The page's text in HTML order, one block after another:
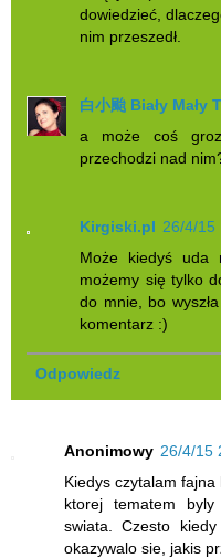
dowiedzieć,
nim przeszedł.
白小颱 Biały Mały
a może coś
przechodzi nad
Kirgiski.pl 26/4/15
Może kiedyś uda
możemy się tylko
do mnie, bo
komentarz :)
Odpowiedz
Anonimowy 26/4/15
Kiedys czytalam
ktorej tematem
swiata. Czesto
okazywalo sie, jakis